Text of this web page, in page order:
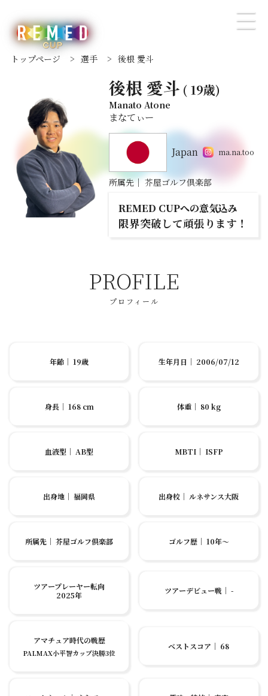
トップページ > 選手 > 後根 愛斗
後根 愛斗 ( 19歳)
Manato Atone
まなてぃー
Japan ma.na.too
所属先｜ 芥屋ゴルフ倶楽部
REMED CUPへの意気込み
限界突破して頑張ります！
プロフィール
PROFILE
年齢 ｜ 19歳 生年月日 ｜ 2006/07/12
身長｜ 168 cm 体重｜ 80 kg
血液型 ｜ AB型 MBTI｜ ISFP
出身地 ｜ 福岡県 出身校 ｜ ルネサンス大阪
所属先 ｜ 芥屋ゴルフ倶楽部 ゴルフ歴｜ 10年〜
ツアープレーヤー転向
2025年
ツアーデビュー戦 -
アマチュア時代の戦歴
PALMAX小平智カップ決勝3位
ベストスコア 68